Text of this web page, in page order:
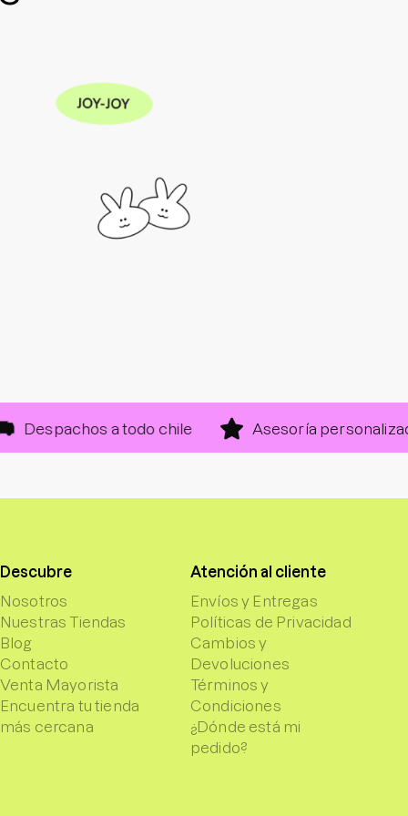
a todo chile Asesoría personalizada
Descubre
Nosotros
Nuestras Tiendas
Blog
Contacto
Venta Mayorista
Encuentra tu tienda
más cercana
Atención al cliente
Envíos y Entregas
Políticas de Privacidad
Cambios y
Devoluciones
Términos y
Condiciones
¿Dónde está mi
pedido?